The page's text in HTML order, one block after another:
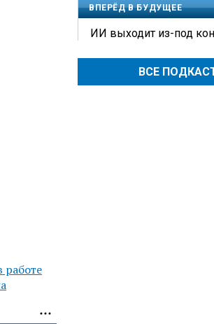
работе
ВПЕРЁД В БУДУЩЕЕ
ИИ выходит из-под
ВСЕ